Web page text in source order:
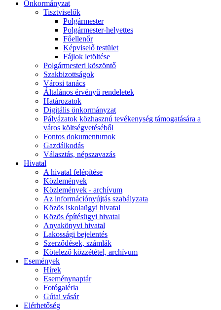
Önkormányzat
Tisztviselők
Polgármester
Polgármester-helyettes
Főellenőr
Képviselő testület
Fájlok letöltése
Polgármesteri köszöntő
Szakbizottságok
Városi tanács
Általános érvényű rendeletek
Határozatok
Digitális önkormányzat
Pályázatok közhasznú tevékenység támogatására a
város költségvetéséből
Fontos dokumentumok
Gazdálkodás
Választás, népszavazás
Hivatal
A hivatal felépítése
Közlemények
Közlemények - archívum
Az információnyújtás szabályzata
Közös iskolaügyi hivatal
Közös építésügyi hivatal
Anyakönyvi hivatal
Lakossági bejelentés
Szerződések, számlák
Kötelező közzététel, archívum
Események
Hírek
Eseménynaptár
Fotógaléria
Gútai vásár
Elérhetőség